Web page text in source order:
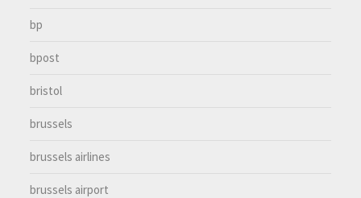
bp
bpost
bristol
brussels
brussels airlines
brussels airport